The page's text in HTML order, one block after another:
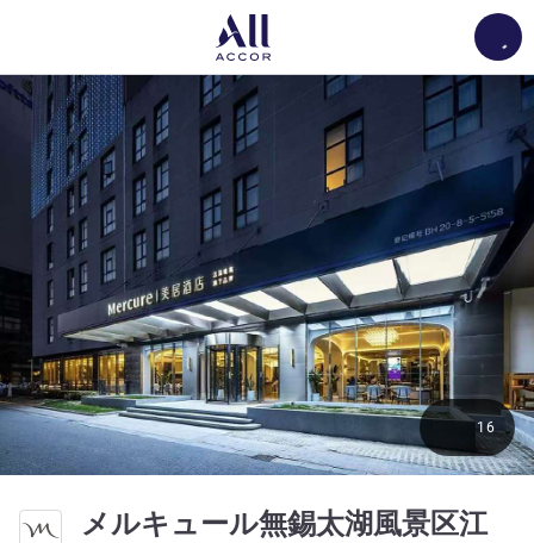
メルキュール無錫太湖風景区江
16